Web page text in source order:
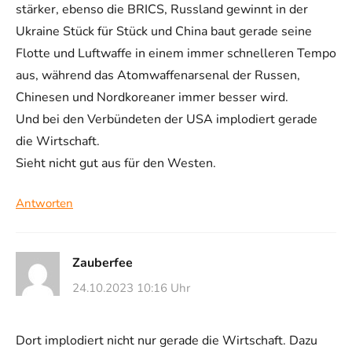
stärker, ebenso die BRICS, Russland gewinnt in der
Ukraine Stück für Stück und China baut gerade seine
Flotte und Luftwaffe in einem immer schnelleren Tempo
aus, während das Atomwaffenarsenal der Russen,
Chinesen und Nordkoreaner immer besser wird.
Und bei den Verbündeten der USA implodiert gerade
die Wirtschaft.
Sieht nicht gut aus für den Westen.
Antworten
Zauberfee
24.10.2023 10:16 Uhr
Dort implodiert nicht nur gerade die Wirtschaft. Dazu